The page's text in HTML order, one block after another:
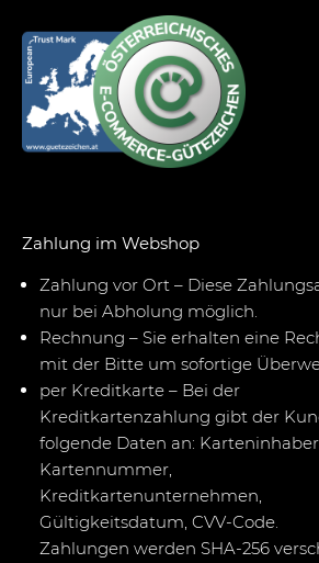
Zahlung im Webshop
Zahlung vor Ort – Diese
nur bei Abholung möglich.
Rechnung – Sie erhalten eine
mit der Bitte um sofortige
per Kreditkarte – Bei der
Kreditkartenzahlung gibt der
folgende Daten an:
Kartennummer,
Kreditkartenunternehmen,
Gültigkeitsdatum, CVV-Code.
Zahlungen werden SHA-256